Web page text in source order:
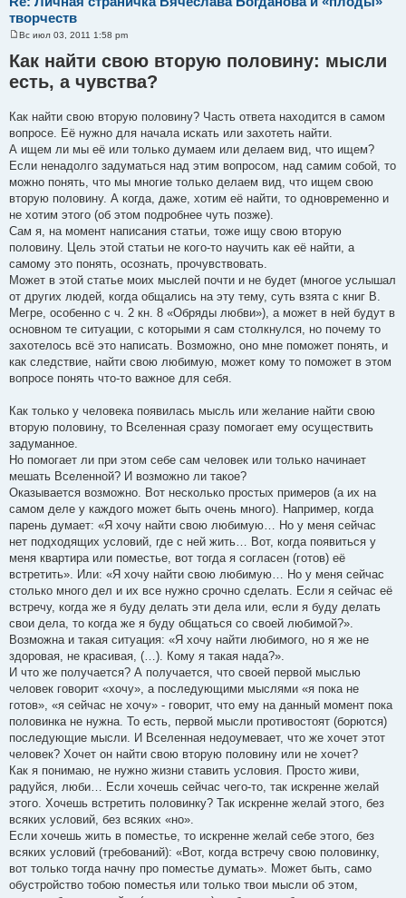
творчеств
о
о
б
щ
и
е
Вс июл 03, 2011 1:58 pm
Как найти свою вторую половину: мысли
есть, а чувства?
Как найти свою вторую половину? Часть ответа находится в самом
вопросе. Её нужно для начала искать или захотеть найти.
А ищем ли мы её или только думаем или делаем вид, что ищем?
Если ненадолго задуматься над этим вопросом, над самим собой, то
можно понять, что мы многие только делаем вид, что ищем свою
вторую половину. А когда, даже, хотим её найти, то одновременно и
не хотим этого (об этом подробнее чуть позже).
Сам я, на момент написания статьи, тоже ищу свою вторую
половину. Цель этой статьи не кого-то научить как её найти, а
самому это понять, осознать, прочувствовать.
Может в этой статье моих мыслей почти и не будет (многое услышал
от других людей, когда общались на эту тему, суть взята с книг В.
Мегре, особенно с ч. 2 кн. 8 «Обряды любви»), а может в ней будут в
основном те ситуации, с которыми я сам столкнулся, но почему то
захотелось всё это написать. Возможно, оно мне поможет понять, и
как следствие, найти свою любимую, может кому то поможет в этом
вопросе понять что-то важное для себя.
Как только у человека появилась мысль или желание найти свою
вторую половину, то Вселенная сразу помогает ему осуществить
задуманное.
Но помогает ли при этом себе сам человек или только начинает
мешать Вселенной? И возможно ли такое?
Оказывается возможно. Вот несколько простых примеров (а их на
самом деле у каждого может быть очень много). Например, когда
парень думает: «Я хочу найти свою любимую… Но у меня сейчас
нет подходящих условий, где с ней жить… Вот, когда появиться у
меня квартира или поместье, вот тогда я согласен (готов) её
встретить». Или: «Я хочу найти свою любимую… Но у меня сейчас
столько много дел и их все нужно срочно сделать. Если я сейчас её
встречу, когда же я буду делать эти дела или, если я буду делать
свои дела, то когда же я буду общаться со своей любимой?».
Возможна и такая ситуация: «Я хочу найти любимого, но я же не
здоровая, не красивая, (…). Кому я такая нада?».
И что же получается? А получается, что своей первой мыслью
человек говорит «хочу», а последующими мыслями «я пока не
готов», «я сейчас не хочу» - говорит, что ему на данный момент пока
половинка не нужна. То есть, первой мысли противостоят (борются)
последующие мысли. И Вселенная недоумевает, что же хочет этот
человек? Хочет он найти свою вторую половину или не хочет?
Как я понимаю, не нужно жизни ставить условия. Просто живи,
радуйся, люби… Если хочешь сейчас чего-то, так искренне желай
этого. Хочешь встретить половинку? Так искренне желай этого, без
всяких условий, без всяких «но».
Если хочешь жить в поместье, то искренне желай себе этого, без
всяких условий (требований): «Вот, когда встречу свою половинку,
вот только тогда начну про поместье думать». Может быть, само
обустройство тобою поместья или только твои мысли об этом,